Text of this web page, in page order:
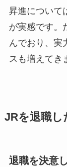
昇進について
が実感です。
んでおり、実
スも増えてき
JRを退職し
退職を決意